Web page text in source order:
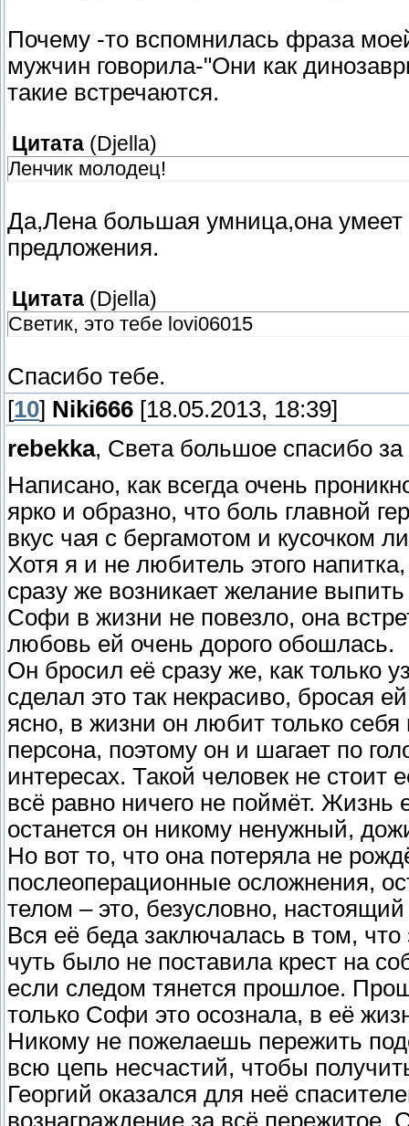
Почему -то вспомнилась фраза
мужчин говорила-"Они как
такие встречаются.
Цитата ( Djella)
Ленчик молодец!
Да,Лена большая умница,она умеет
предложения.
Цитата ( Djella)
Светик, это тебе lovi06015
Спасибо тебе.
[10] Niki666 [18.05.2013, 18:39]
rebekka, Света большое спасибо
Написано, как всегда очень
ярко и образно, что боль главной
вкус чая с бергамотом и кусочком
Хотя я и не любитель этого
сразу же возникает желание
Софи в жизни не повезло, она
любовь ей очень дорого обошлась.
Он бросил её сразу же, как только
сделал это так некрасиво, бросая
ясно, в жизни он любит только себя
персона, поэтому он и шагает по
интересах. Такой человек не стоит
всё равно ничего не поймёт. Жизнь
останется он никому ненужный,
Но вот то, что она потеряла не
послеоперационные осложнения,
телом – это, безусловно,
Вся её беда заключалась в том,
чуть было не поставила крест на
если следом тянется прошлое.
только Софи это осознала, в её
Никому не пожелаешь пережить
всю цепь несчастий, чтобы
Георгий оказался для неё
вознаграждение за всё